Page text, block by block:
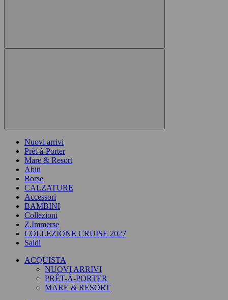
Nuovi arrivi
Prêt-à-Porter
Mare & Resort
Abiti
Borse
CALZATURE
Accessori
BAMBINI
Collezioni
Z.Immerse
COLLEZIONE CRUISE 2027
Saldi
ACQUISTA
NUOVI ARRIVI
PRÊT-À-PORTER
MARE & RESORT